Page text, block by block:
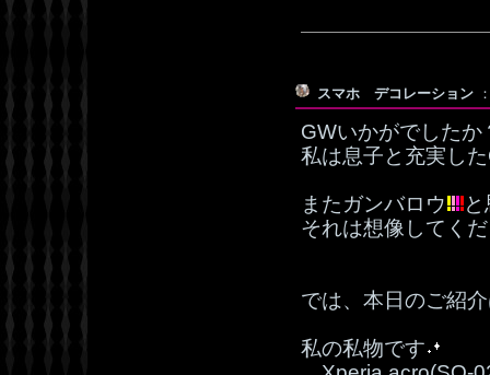
スマホ デコレーション
GWいかがでしたか
私は息子と充実し
またガンバロウ
それは想像してく
では、本日のご紹
私の私物です